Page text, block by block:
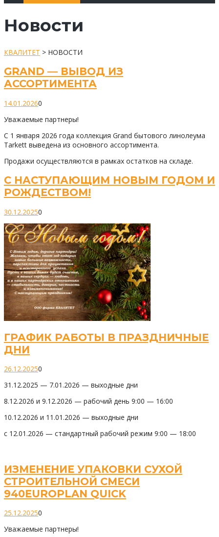
Новости
КВАЛИТЕТ > НОВОСТИ
GRAND — ВЫВОД ИЗ
АССОРТИМЕНТА
14.01.20260
Уважаемые партнеры!
С 1 января 2026 года коллекция Grand бытового линолеума
Tarkett выведена из основного ассортимента.
Продажи осуществляются в рамках остатков на складе.
С НАСТУПАЮЩИМ НОВЫМ ГОДОМ И
РОЖДЕСТВОМ!
30.12.20250
ГРАФИК РАБОТЫ В ПРАЗДНИЧНЫЕ
ДНИ
26.12.20250
31.12.2025 — 7.01.2026 — выходные дни
8.12.2026 и 9.12.2026 — рабочий день 9:00 — 16:00
10.12.2026 и 11.01.2026 — выходные дни
с 12.01.2026 — стандартный рабочий режим 9:00 — 18:00
ИЗМЕНЕНИЕ УПАКОВКИ СУХОЙ
СТРОИТЕЛЬНОЙ СМЕСИ
940EUROPLAN QUICK
25.12.20250
Уважаемые партнеры!